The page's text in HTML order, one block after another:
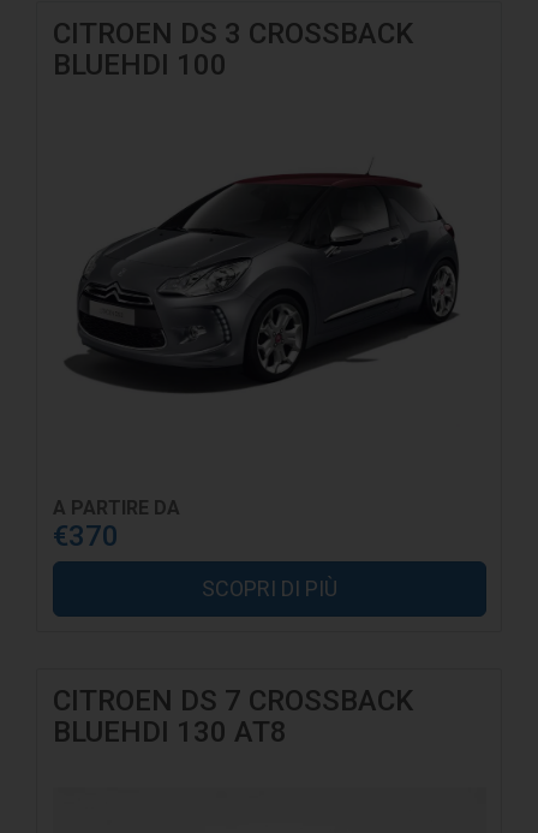
CITROEN DS 3 CROSSBACK
BLUEHDI 100
A PARTIRE DA
€370
SCOPRI DI PIÙ
CITROEN DS 7 CROSSBACK
BLUEHDI 130 AT8